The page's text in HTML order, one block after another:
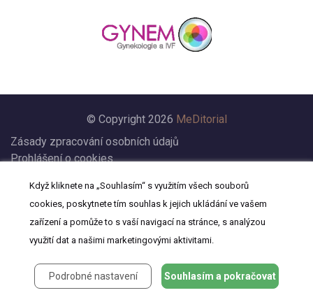
© Copyright 2026 MeDitorial
Zásady zpracování osobních údajů
Prohlášení o cookies
Prohlášení
Kontakt
Když kliknete na „Souhlasím“ s využitím všech souborů
cookies, poskytnete tím souhlas k jejich ukládání ve vašem
zařízení a pomůže to s vaší navigací na stránce, s analýzou
využití dat a našimi marketingovými aktivitami.
Podrobné nastavení Souhlasím a pokračovat